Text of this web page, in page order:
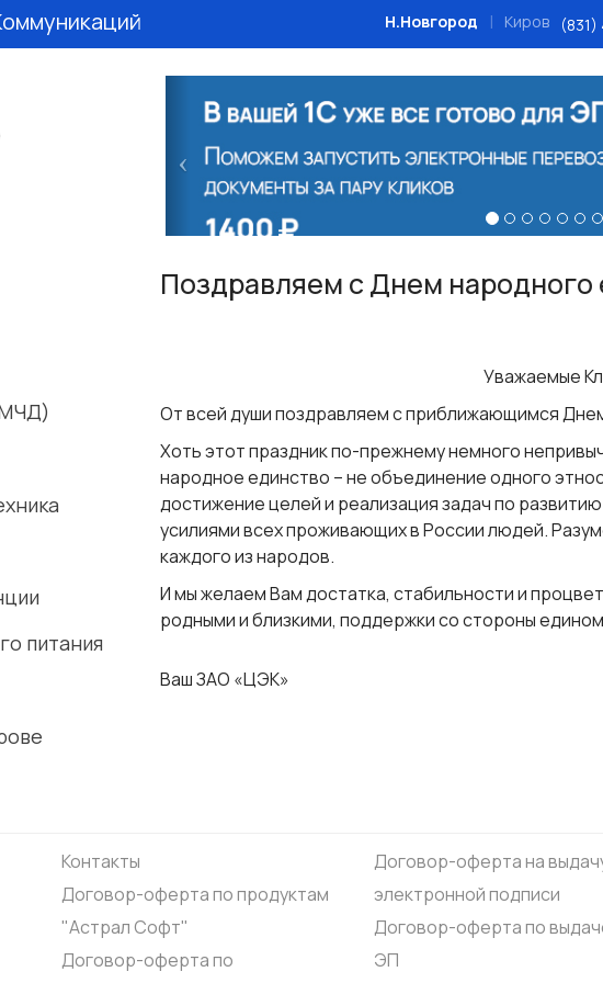
Н.Новгород | Киров
питания
Назад
Поздравляем с Днем народного
Уважаемые
От всей души поздравляем с приближающимся
Хоть этот праздник по-прежнему немного
народное единство – не объединение одного
достижение целей и реализация задач по
усилиями всех проживающих в России людей.
каждого из народов.
И мы желаем Вам достатка, стабильности и
родными и близкими, поддержки со стороны
Ваш ЗАО «ЦЭК»
Контакты
Договор-оферта по продуктам
"Астрал Софт"
Договор-оферта по
Договор-оферта на
электронной подписи
Договор-оферта по
ЭП